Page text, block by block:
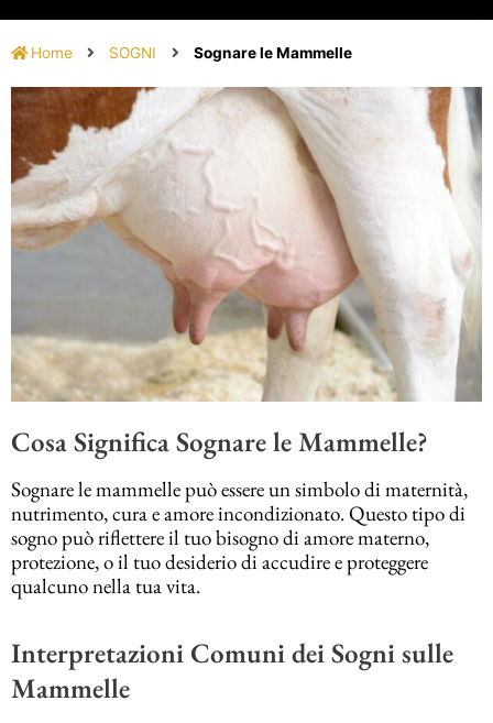
Home SOGNI Sognare le Mammelle
Cosa Significa Sognare le Mammelle?
Sognare le mammelle può essere un simbolo di maternità,
nutrimento, cura e amore incondizionato. Questo tipo di
sogno può riflettere il tuo bisogno di amore materno,
protezione, o il tuo desiderio di accudire e proteggere
qualcuno nella tua vita.
Interpretazioni Comuni dei Sogni sulle
Mammelle